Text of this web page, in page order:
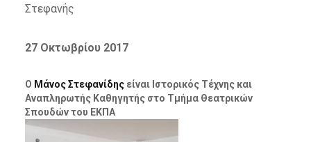
Στεφανής
27 Οκτωβρίου 2017
Ο Μάνος Στεφανίδης είναι Ιστορικός Τέχνης και
Αναπληρωτής Καθηγητής στο Τμήμα Θεατρικών
Σπουδών του ΕΚΠΑ